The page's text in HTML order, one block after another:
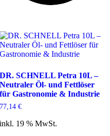
DR. SCHNELL Petra 10L –
Neutraler Öl- und Fettlöser
für Gastronomie & Industrie
77,14 €
inkl. 19 % MwSt.